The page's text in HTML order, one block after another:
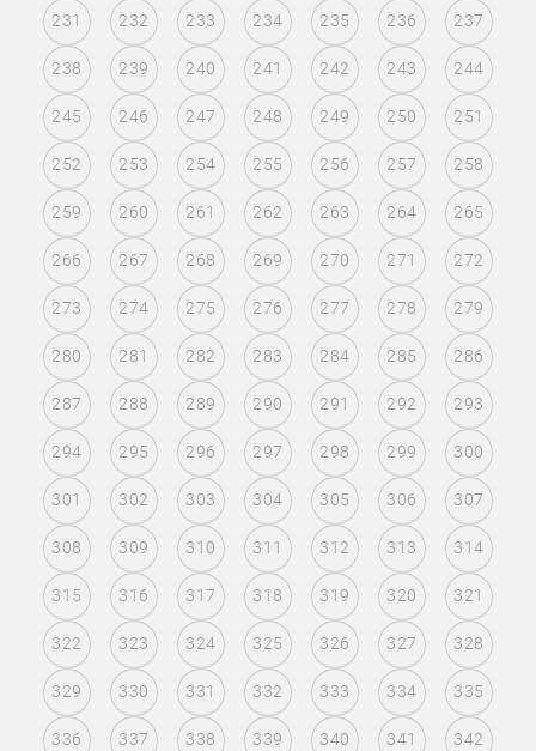
231 232 233 234 235 236 237
238 239 240 241 242 243 244
245 246 247 248 249 250 251
252 253 254 255 256 257 258
259 260 261 262 263 264 265
266 267 268 269 270 271 272
273 274 275 276 277 278 279
280 281 282 283 284 285 286
287 288 289 290 291 292 293
294 295 296 297 298 299 300
301 302 303 304 305 306 307
308 309 310 311 312 313 314
315 316 317 318 319 320 321
322 323 324 325 326 327 328
329 330 331 332 333 334 335
336 337 338 339 340 341 342